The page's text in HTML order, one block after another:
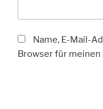
Name, E-Mail-
Browser für